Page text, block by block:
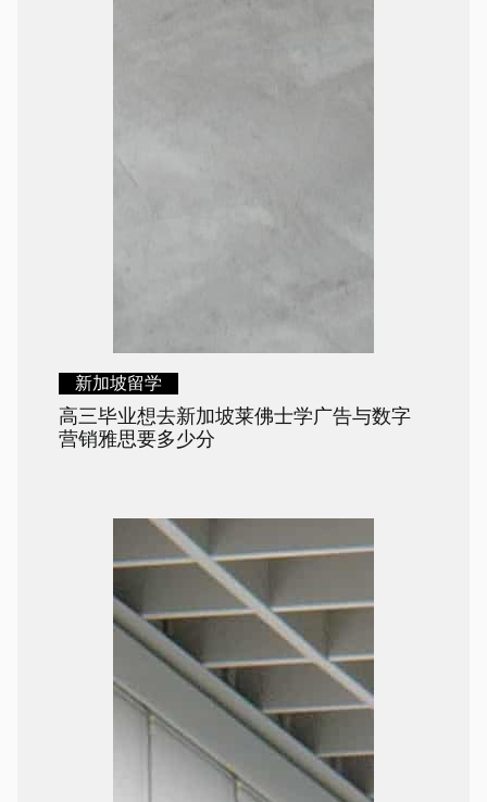
新加坡留学
高三毕业想去新加坡莱佛士学广告与数字
营销雅思要多少分